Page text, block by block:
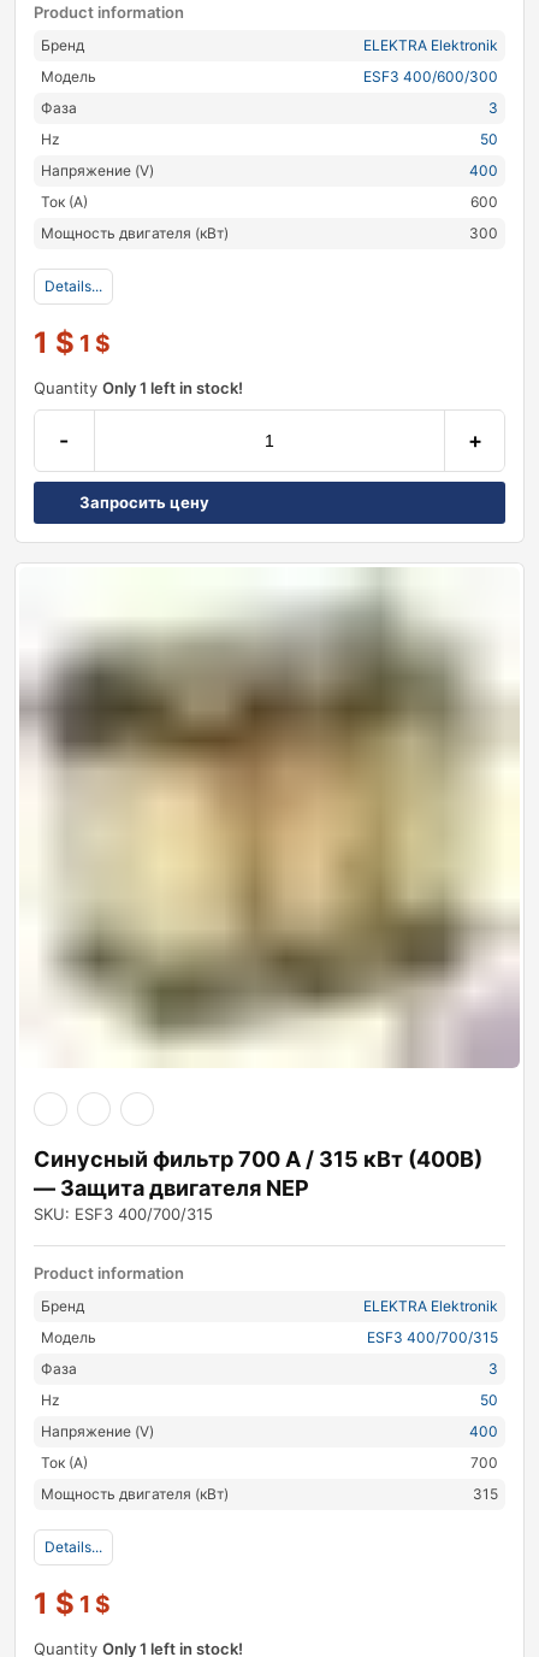
Product information
Бренд
ELEKTRA Elektronik
Модель
ESF3 400/600/300
Фаза
3
Hz
50
Напряжение (V)
400
Ток (А)
600
Мощность двигателя (кВт)
300
Details...
1 $ 1 $
Quantity Only 1 left in stock!
- +
Запросить цену
Синусный фильтр 700 А / 315 кВт (400В)
— Защита двигателя NEP
SKU: ESF3 400/700/315
Product information
Бренд
ELEKTRA Elektronik
Модель
ESF3 400/700/315
Фаза
3
Hz
50
Напряжение (V)
400
Ток (А)
700
Мощность двигателя (кВт)
315
Details...
1 $ 1 $
Quantity Only 1 left in stock!